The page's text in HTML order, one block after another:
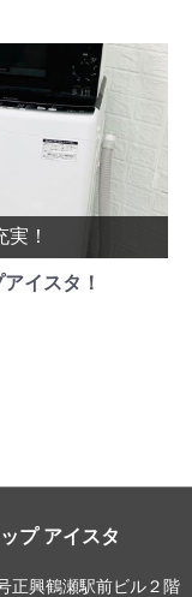
！
イスタ！
プ アイスタ
正興鶴瀬駅前ビル２階